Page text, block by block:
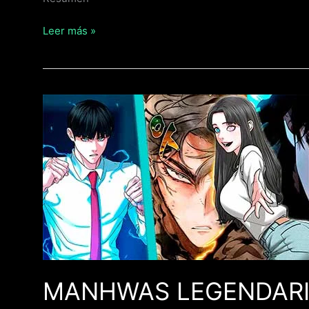
Leer más »
MANHWAS
MANHWAS
LEGENDARIOS